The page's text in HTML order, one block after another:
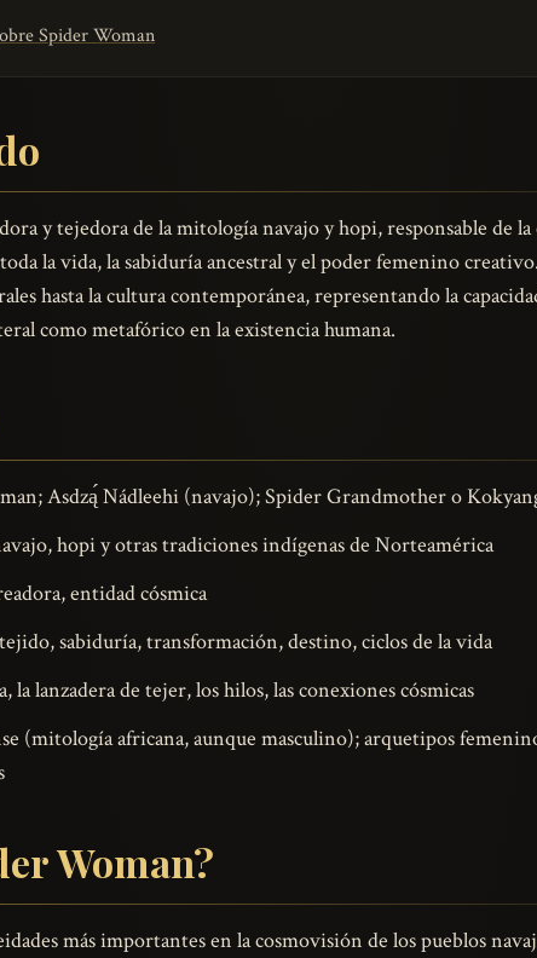
Spider Woman
y tejedora de la mitología navajo y hopi, responsable de
la vida, la sabiduría ancestral y el poder femenino
hasta la cultura contemporánea, representando la
como metafórico en la existencia humana.
Asdzą́ Nádleehi (navajo); Spider Grandmother o
hopi y otras tradiciones indígenas de Norteamérica
entidad cósmica
sabiduría, transformación, destino, ciclos de la vida
la lanzadera de tejer, los hilos, las conexiones cósmicas
(mitología africana, aunque masculino); arquetipos
Woman?
más importantes en la cosmovisión de los pueblos